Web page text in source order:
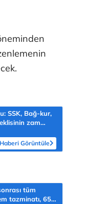
SSK, Bağ-kur,
zam
Haberi Görüntüle
tüm
tazminatı, 65